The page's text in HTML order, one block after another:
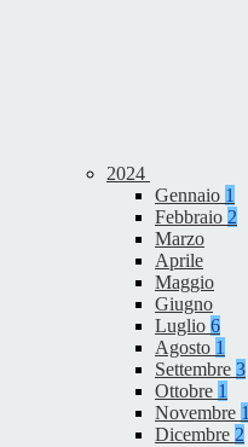
2024
Gennaio 1
Febbraio 2
Marzo
Aprile
Maggio
Giugno
Luglio 6
Agosto 1
Settembre 3
Ottobre 1
Novembre 1
Dicembre 2